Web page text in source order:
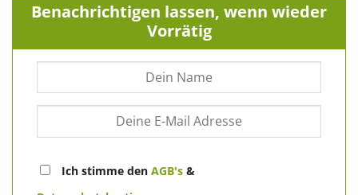
Benachrichtigen lassen, wenn wieder
Vorrätig
Ich stimme den AGB's &